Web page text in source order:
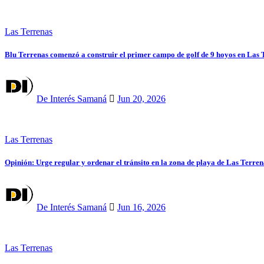
Las Terrenas
Blu Terrenas comenzó a construir el primer campo de golf de 9 hoyos en Las
De Interés Samaná Jun 20, 2026
Las Terrenas
Opinión: Urge regular y ordenar el tránsito en la zona de playa de Las
De Interés Samaná Jun 16, 2026
Las Terrenas